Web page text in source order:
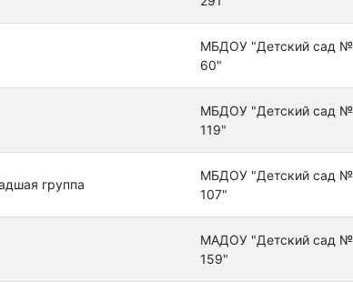
МБДОУ "Детский сад №
60"
МБДОУ "Детский сад №
119"
группа
МБДОУ "Детский сад №
107"
МАДОУ "Детский сад №
159"